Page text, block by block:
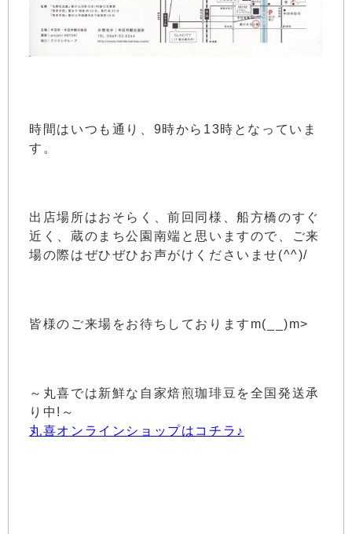
時間はいつも通り、9時から13時となっていま
す。
出店場所はおそらく、前回同様、船方橋のすぐ
近く、蔵のまち公園南端と思いますので、ご来
場の際はぜひぜひお声がけくださいませ(^^)/
皆様のご来場をお待ちしておりますm(__)m>
～丸喜では新鮮な自家焙煎珈琲豆を全国発送承
り中!～
丸喜オンラインショップはコチラ♪